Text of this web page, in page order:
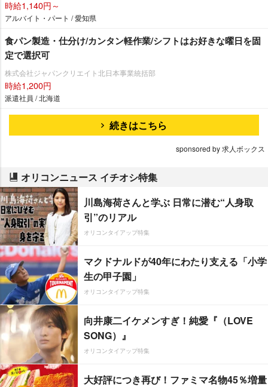
時給1,140円～
アルバイト・パート / 愛知県
食パン製造・仕分け/カンタン軽作業/シフトはお好きな曜日を固
定で選択可
株式会社ジャパンクリエイト北日本事業統括部
時給1,200円
派遣社員 / 北海道
続きはこちら
sponsored by 求人ボックス
オリコンニュース イチオシ特集
川島海荷さんと学ぶ 日常に潜む“人身取
引”のリアル
オリコンタイアップ特集
マクドナルドが40年にわたり支える「小学
生の甲子園」
オリコンタイアップ特集
向井康二イケメンすぎ！純愛『（LOVE
SONG）』
オリコンタイアップ特集
大好評につき再び！ファミマ名物45％増量